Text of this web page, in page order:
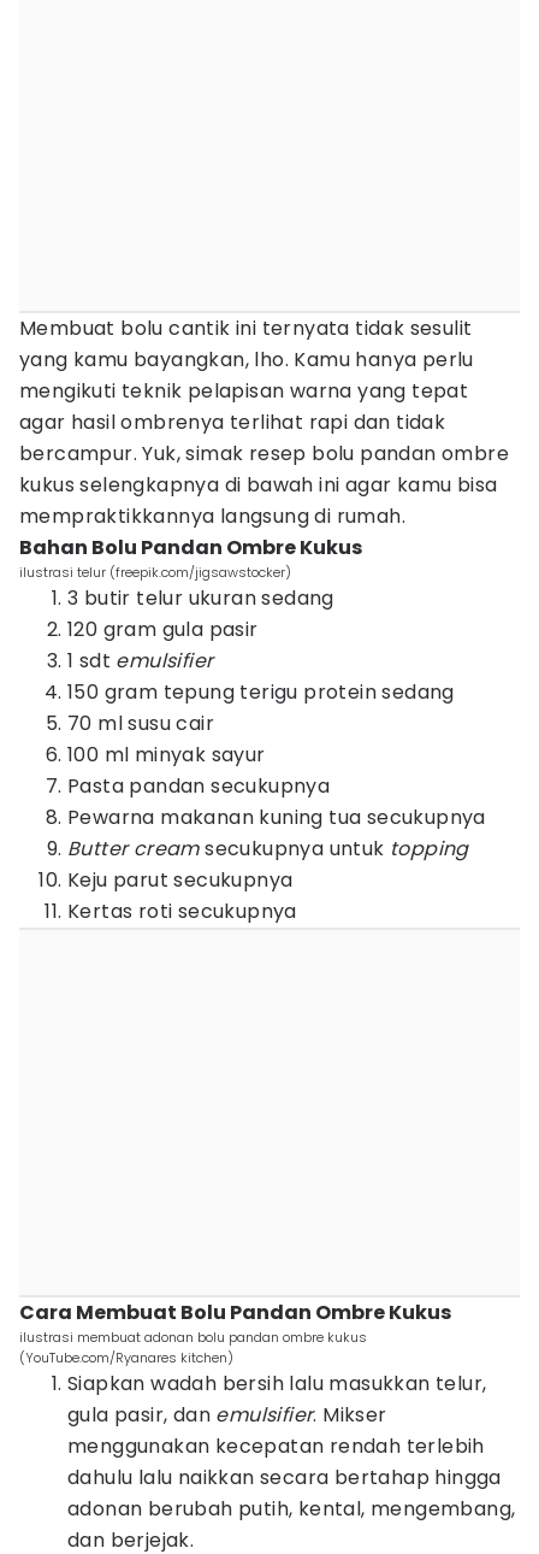
Membuat bolu cantik ini ternyata tidak sesulit
yang kamu bayangkan, lho. Kamu hanya perlu
mengikuti teknik pelapisan warna yang tepat
agar hasil ombrenya terlihat rapi dan tidak
bercampur. Yuk, simak resep bolu pandan ombre
kukus selengkapnya di bawah ini agar kamu bisa
mempraktikkannya langsung di rumah.
Bahan Bolu Pandan Ombre Kukus
ilustrasi telur (freepik.com/jigsawstocker)
3 butir telur ukuran sedang
120 gram gula pasir
1 sdt emulsifier
150 gram tepung terigu protein sedang
70 ml susu cair
100 ml minyak sayur
Pasta pandan secukupnya
Pewarna makanan kuning tua secukupnya
Butter creamsecukupnya untuk topping
Keju parut secukupnya
Kertas roti secukupnya
Cara Membuat Bolu Pandan Ombre Kukus
ilustrasi membuat adonan bolu pandan ombre kukus
(YouTube.com/Ryanares kitchen)
Siapkan wadah bersih lalu masukkan telur,
gula pasir, dan emulsifier. Mikser
menggunakan kecepatan rendah terlebih
dahulu lalu naikkan secara bertahap hingga
adonan berubah putih, kental, mengembang,
dan berjejak.